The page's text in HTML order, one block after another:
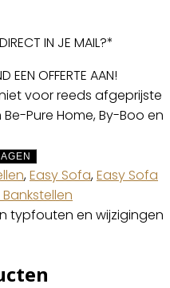
IN JE MAIL?*
EEN OFFERTE AAN!
voor reeds afgeprijste
Pure Home, By-Boo en
,Easy Sofa,Easy Sofa
typfouten en wijzigingen